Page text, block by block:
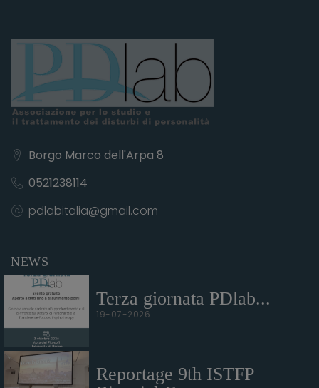
Borgo Marco dell'Arpa 8
0521238114
pdlabitalia@gmail.com
NEWS
Terza giornata PDlab...
19-07-2026
Reportage 9th ISTFP